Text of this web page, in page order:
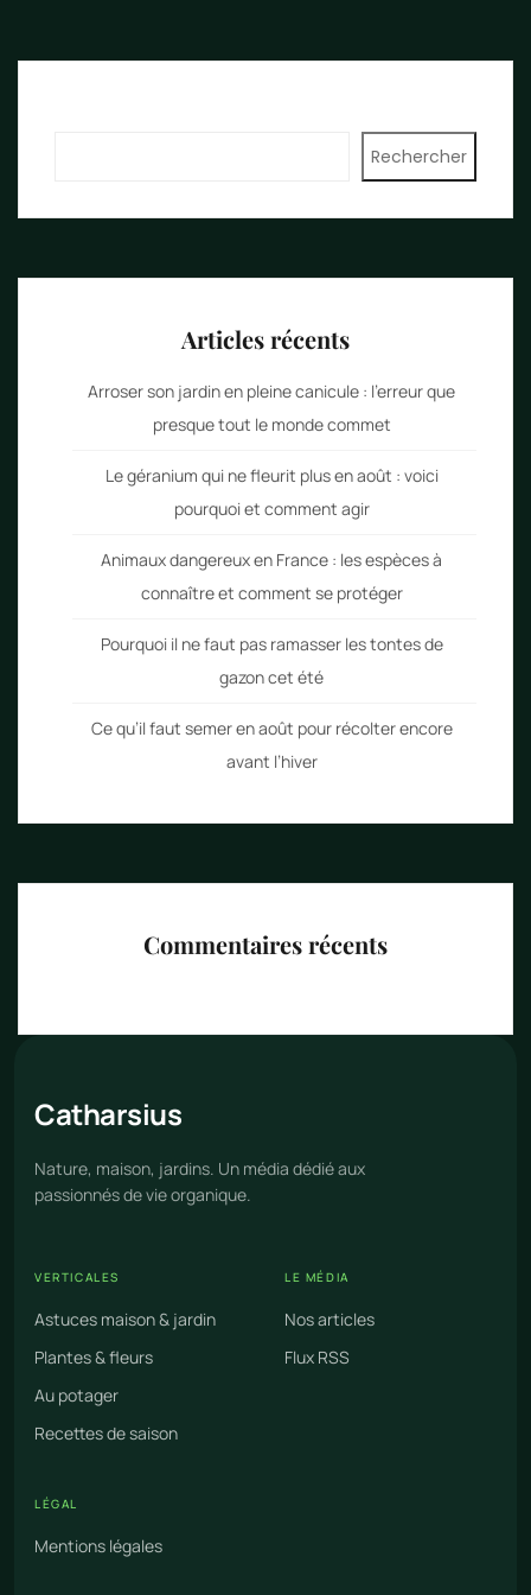
Rechercher
Articles récents
Arroser son jardin en pleine canicule : l’erreur que
presque tout le monde commet
Le géranium qui ne fleurit plus en août : voici
pourquoi et comment agir
Animaux dangereux en France : les espèces à
connaître et comment se protéger
Pourquoi il ne faut pas ramasser les tontes de
gazon cet été
Ce qu’il faut semer en août pour récolter encore
avant l’hiver
Commentaires récents
Catharsius
Nature, maison, jardins. Un média dédié aux
passionnés de vie organique.
VERTICALES
Astuces maison & jardin
Plantes & fleurs
Au potager
Recettes de saison
LE MÉDIA
Nos articles
Flux RSS
LÉGAL
Mentions légales